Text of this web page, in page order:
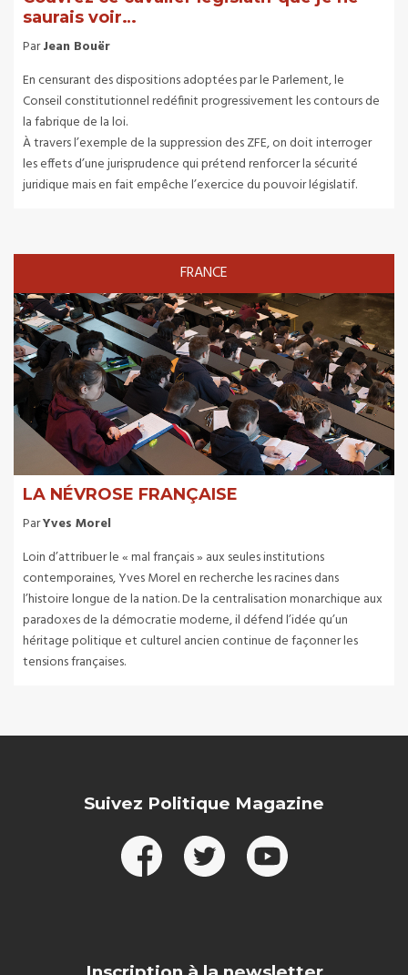
saurais voir…
ParJean Bouër
En censurant des dispositions adoptées par le Parlement, le
Conseil constitutionnel redéfinit progressivement les contours de
la fabrique de la loi.
À travers l’exemple de la suppression des ZFE, on doit interroger
les effets d’une jurisprudence qui prétend renforcer la sécurité
juridique mais en fait empêche l’exercice du pouvoir législatif.
FRANCE
LA NÉVROSE FRANÇAISE
ParYves Morel
Loin d’attribuer le « mal français » aux seules institutions
contemporaines, Yves Morel en recherche les racines dans
l’histoire longue de la nation. De la centralisation monarchique aux
paradoxes de la démocratie moderne, il défend l’idée qu’un
héritage politique et culturel ancien continue de façonner les
tensions françaises.
Suivez Politique Magazine